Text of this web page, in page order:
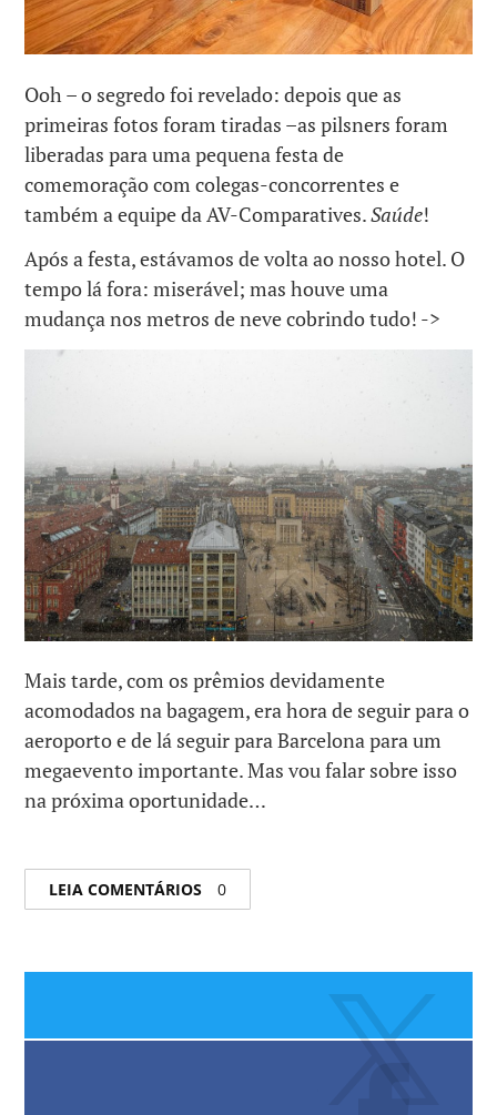
Ooh – o segredo foi revelado: depois que as
primeiras fotos foram tiradas –as pilsners foram
liberadas para uma pequena festa de
comemoração com colegas-concorrentes e
também a equipe da AV-Comparatives.Saúde!
Após a festa, estávamos de volta ao nosso hotel. O
tempo lá fora: miserável; mas houve uma
mudança nos metros de neve cobrindo tudo! ->
Mais tarde, com os prêmios devidamente
acomodados na bagagem, era hora de seguir para o
aeroporto e de lá seguir para Barcelona para um
megaevento importante. Mas vou falar sobre isso
na próxima oportunidade…
LEIA COMENTÁRIOS 0